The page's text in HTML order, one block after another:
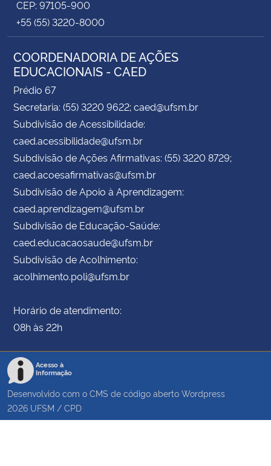
CEP: 97105-900
+55 (55) 3220-8000
COORDENADORIA DE AÇÕES
EDUCACIONAIS - CAED
Prédio 67
Secretaria: (55) 3220 9622; caed@ufsm.br
Subdivisão de Acessibilidade:
caed.acessibilidade@ufsm.br
Subdivisão de Ações Afirmativas: (55) 3220 8729;
caed.acoesafirmativas@ufsm.br
Subdivisão de Apoio à Aprendizagem:
caed.aprendizagem@ufsm.br
Subdivisão de Educação-Saúde:
caed.educacaosaude@ufsm.br
Subdivisão de Acolhimento:
acolhimento.poli@ufsm.br
Horário de atendimento:
08h às 22h
Acesso à
Informação
Desenvolvido com o CMS de código aberto Wordpress
2026 UFSM / CPD